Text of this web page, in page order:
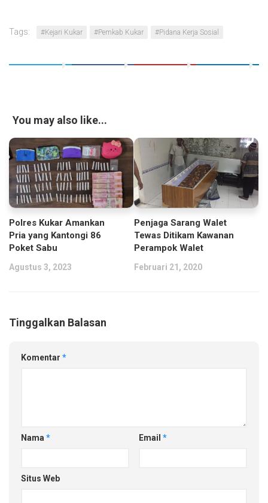
Tags: #Kejari Kukar #Pemkab Kukar #Pidana Kerja Sosial
You may also like...
Polres Kukar Amankan
Pria yang Kantongi 86
Poket Sabu
Agustus 3, 2023
Penjaga Sarang Walet
Tewas Ditikam Kawanan
Perampok Walet
Februari 21, 2020
Tinggalkan Balasan
Komentar *
Nama * Email *
Situs Web